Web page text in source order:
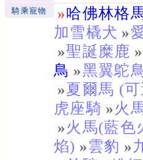
騎乘寵物
»哈佛林格
加雪橇犬 »
»聖誕糜鹿 »
鳥 »黑翼鴕
»夏爾馬 (
虎座騎 »火
»火馬(藍色
焰) »雲豹 »